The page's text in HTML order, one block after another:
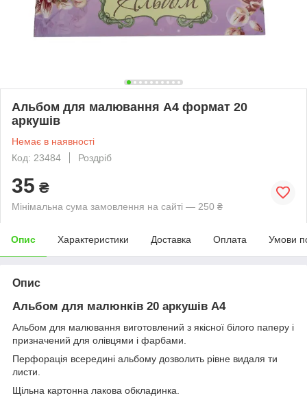
Альбом для малювання А4 формат 20
аркушів
Немає в наявності
Код: 23484
Роздріб
35 ₴
Мінімальна сума замовлення на сайті — 250 ₴
Опис Характеристики Доставка Оплата Умови
Опис
Альбом для малюнків 20 аркушів А4
Альбом для малювання виготовлений з якісної білого паперу і
призначений для олівцями і фарбами.
Перфорація всередині альбому дозволить рівне видаля ти
листи.
Щільна картонна лакова обкладинка.